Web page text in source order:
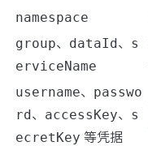
namespace
group、 dataId、 s
erviceName
username、 passwo
rd、 accessKey、 s
ecretKey 等凭据